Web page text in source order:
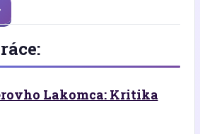
Lakomca: Kritika